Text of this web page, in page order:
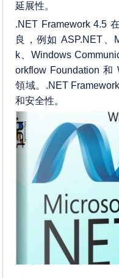
延展性。
.NET Framework 4.5
良，例如 ASP.NET、
k、Windows
orkflow Foundation 和
領域。.NET
和安全性。